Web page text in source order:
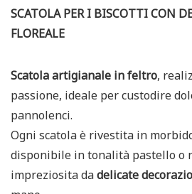
SCATOLA PER I BISCOTTI CON
FLOREALE
Scatola artigianale in feltro,
passione, ideale per custodire
pannolenci.
Ogni scatola è rivestita in
disponibile in tonalità pastello o
impreziosita dadelicate